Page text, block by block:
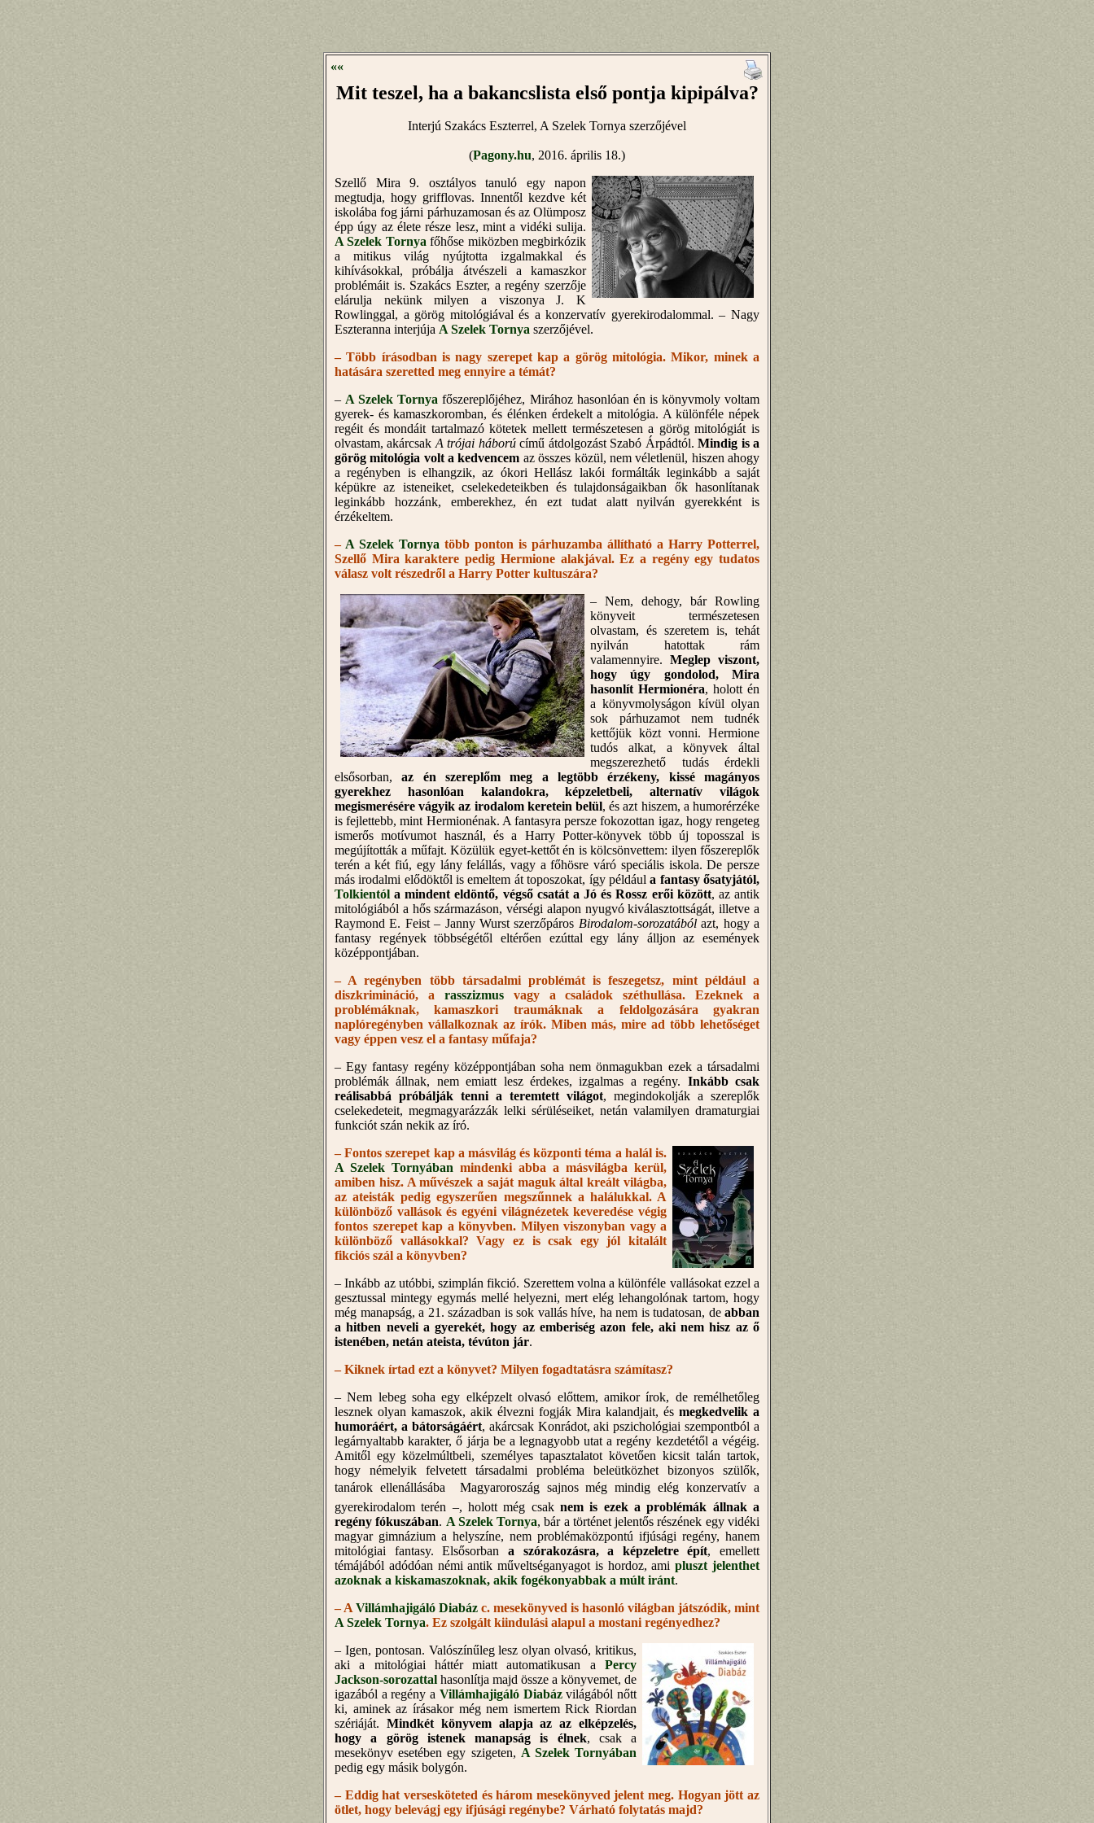
««
Mit teszel, ha a bakancslista első pontja kipipálva?
Interjú Szakács Eszterrel, A Szelek Tornya szerzőjével
(Pagony.hu, 2016. április 18.)
Szellő Mira 9. osztályos tanuló egy napon
megtudja, hogy grifflovas. Innentől kezdve két
iskolába fog járni párhuzamosan és az Olümposz
épp úgy az élete része lesz, mint a vidéki sulija.
A Szelek Tornya főhőse miközben megbirkózik
a mitikus világ nyújtotta izgalmakkal és
kihívásokkal, próbálja átvészeli a kamaszkor
problémáit is. Szakács Eszter, a regény szerzője
elárulja nekünk milyen a viszonya J. K
Rowlinggal, a görög mitológiával és a konzervatív gyerekirodalommal. – Nagy
Eszteranna interjúja A Szelek Tornya szerzőjével.
– Több írásodban is nagy szerepet kap a görög mitológia. Mikor, minek a
hatására szeretted meg ennyire a témát?
– A Szelek Tornya főszereplőjéhez, Mirához hasonlóan én is könyvmoly voltam
gyerek- és kamaszkoromban, és élénken érdekelt a mitológia. A különféle népek
regéit és mondáit tartalmazó kötetek mellett természetesen a görög mitológiát is
olvastam, akárcsak A trójai háborúcímű átdolgozást Szabó Árpádtól.Mindig is a
görög mitológia volt a kedvencem az összes közül, nem véletlenül, hiszen ahogy
a regényben is elhangzik, az ókori Hellász lakói formálták leginkább a saját
képükre az isteneiket, cselekedeteikben és tulajdonságaikban ők hasonlítanak
leginkább hozzánk, emberekhez, én ezt tudat alatt nyilván gyerekként is
érzékeltem.
– A Szelek Tornya több ponton is párhuzamba állítható a Harry Potterrel,
Szellő Mira karaktere pedig Hermione alakjával. Ez a regény egy tudatos
válasz volt részedről a Harry Potter kultuszára?
– Nem, dehogy, bár Rowling
könyveit természetesen
olvastam, és szeretem is, tehát
nyilván hatottak rám
valamennyire. Meglep viszont,
hogy úgy gondolod, Mira
hasonlít Hermionéra, holott én
a könyvmolyságon kívül olyan
sok párhuzamot nem tudnék
kettőjük közt vonni. Hermione
tudós alkat, a könyvek által
megszerezhető tudás érdekli
elsősorban,az én szereplőm meg a legtöbb érzékeny, kissé magányos
gyerekhez hasonlóan kalandokra, képzeletbeli, alternatív világok
megismerésére vágyik az irodalom keretein belül, és azt hiszem, a humorérzéke
is fejlettebb, mint Hermionénak. A fantasyra persze fokozottan igaz, hogy rengeteg
ismerős motívumot használ, és a Harry Potter-könyvek több új toposszal is
megújították a műfajt. Közülük egyet-kettőt én is kölcsönvettem: ilyen főszereplők
terén a két fiú, egy lány felállás, vagy a főhösre váró speciális iskola. De persze
más irodalmi elődöktől is emeltem át toposzokat, így példáula fantasy ősatyjától,
Tolkientól a mindent eldöntő, végső csatát a Jó és Rossz erői között, az antik
mitológiából a hős származáson, vérségi alapon nyugvó kiválasztottságát, illetve a
Raymond E. Feist – Janny Wurst szerzőpáros Birodalom-sorozatábólazt, hogy a
fantasy regények többségétől eltérően ezúttal egy lány álljon az események
középpontjában.
– A regényben több társadalmi problémát is feszegetsz, mint például a
diszkrimináció, a rasszizmusvagy a családok széthullása. Ezeknek a
problémáknak, kamaszkori traumáknak a feldolgozására gyakran
naplóregényben vállalkoznak az írók. Miben más, mire ad több lehetőséget
vagy éppen vesz el a fantasy műfaja?
– Egy fantasy regény középpontjában soha nem önmagukban ezek a társadalmi
problémák állnak, nem emiatt lesz érdekes, izgalmas a regény. Inkább csak
reálisabbá próbálják tenni a teremtett világot, megindokolják a szereplők
cselekedeteit, megmagyarázzák lelki sérüléseiket, netán valamilyen dramaturgiai
funkciót szán nekik az író.
– Fontos szerepet kap a másvilág és központi téma a halál is.
A Szelek Tornyában mindenki abba a másvilágba kerül,
amiben hisz. A művészek a saját maguk által kreált világba,
az ateisták pedig egyszerűen megszűnnek a halálukkal. A
különböző vallások és egyéni világnézetek keveredése végig
fontos szerepet kap a könyvben. Milyen viszonyban vagy a
különböző vallásokkal? Vagy ez is csak egy jól kitalált
fikciós szál a könyvben?
– Inkább az utóbbi, szimplán fikció. Szerettem volna a különféle vallásokat ezzel a
gesztussal mintegy egymás mellé helyezni, mert elég lehangolónak tartom, hogy
még manapság, a 21. században is sok vallás híve, ha nem is tudatosan, de abban
a hitben neveli a gyerekét, hogy az emberiség azon fele, aki nem hisz az ő
istenében, netán ateista, tévúton jár.
– Kiknek írtad ezt a könyvet? Milyen fogadtatásra számítasz?
– Nem lebeg soha egy elképzelt olvasó előttem, amikor írok, de remélhetőleg
lesznek olyan kamaszok, akik élvezni fogják Mira kalandjait, és megkedvelik a
humoráért, a bátorságáért, akárcsak Konrádot, aki pszichológiai szempontból a
legárnyaltabb karakter, ő járja be a legnagyobb utat a regény kezdetétől a végéig.
Amitől egy közelmúltbeli, személyes tapasztalatot követően kicsit talán tartok,
hogy némelyik felvetett társadalmi probléma beleütközhet bizonyos szülők,
tanárok ellenállásába  Magyaroroszág sajnos még mindig elég konzervatív a
gyerekirodalom terén –, holott még csak nem is ezek a problémák állnak a
regény fókuszában. A Szelek Tornya, bár a történet jelentős részének egy vidéki
magyar gimnázium a helyszíne, nem problémaközpontú ifjúsági regény, hanem
mitológiai fantasy. Elsősorban a szórakozásra, a képzeletre épít, emellett
témájából adódóan némi antik műveltséganyagot is hordoz, amipluszt jelenthet
azoknak a kiskamaszoknak, akik fogékonyabbak a múlt iránt.
– A Villámhajigáló Diabáz c. mesekönyved is hasonló világban játszódik, mint
A Szelek Tornya. Ez szolgált kiindulási alapul a mostani regényedhez?
– Igen, pontosan. Valószínűleg lesz olyan olvasó, kritikus,
aki a mitológiai háttér miatt automatikusan a Percy
Jackson-sorozattal hasonlítja majd össze a könyvemet, de
igazából a regény a Villámhajigáló Diabázvilágából nőtt
ki, aminek az írásakor még nem ismertem Rick Riordan
szériáját. Mindkét könyvem alapja az az elképzelés,
hogy a görög istenek manapság is élnek, csak a
mesekönyv esetében egy szigeten, A Szelek Tornyában
pedig egy másik bolygón.
– Eddig hat versesköteted és három mesekönyved jelent meg. Hogyan jött az
ötlet, hogy belevágj egy ifjúsági regénybe? Várható folytatás majd?